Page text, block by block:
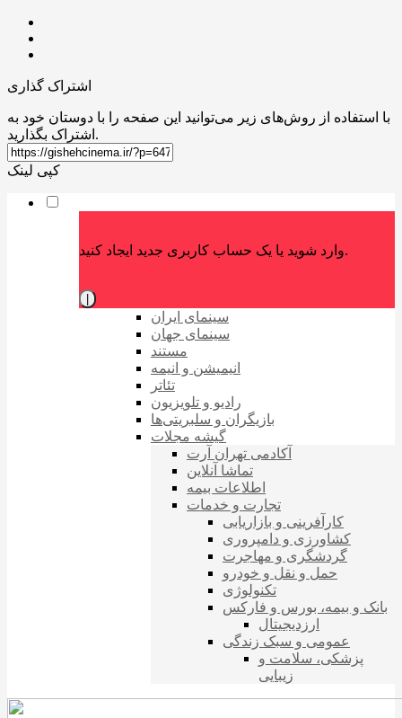
اشتراک گذاری
با استفاده از روش‌های زیر می‌توانید این صفحه را با دوستان خود به
اشتراک بگذارید.
کپی لینک
وارد شوید یا یک حساب کاربری جدید ایجاد کنید.
سینمای ایران
سینمای جهان
مستند
انیمیشن و انیمه
تئاتر
رادیو و تلویزیون
بازیگران و سلبریتی‌ها
گیشه مجلات
آکادمی تهران آرت
تماشا آنلاین
اطلاعات بیمه
تجارت و خدمات
کارآفرینی و بازاریابی
کشاورزی و دامپروری
گردشگری و مهاجرت
حمل و نقل و خودرو
تکنولوژی
بانک و بیمه، بورس و فارکس
ارزدیجیتال
عمومی و سبک زندگی
پزشکی، سلامت و
زیبایی